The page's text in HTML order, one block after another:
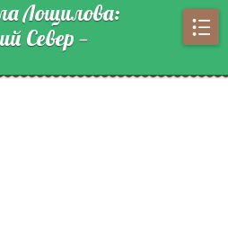
Лощилова:
Север —